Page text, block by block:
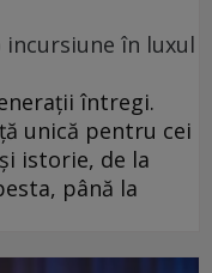
incursiune în luxul
întregi.
unică pentru cei
istorie, de la
până la